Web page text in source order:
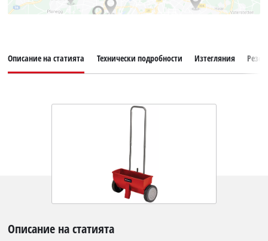
Описание на статията Технически подробности Изтегляния
Описание на статията